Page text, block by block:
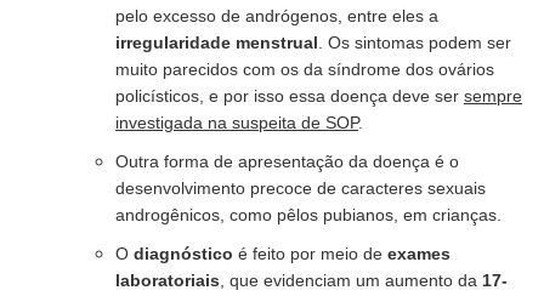
pelo excesso de andrógenos, entre eles a
irregularidade menstrual . Os sintomas podem ser
muito parecidos com os da síndrome dos ovários
policísticos, e por isso essa doença deve ser sempre
investigada na suspeita de SOP.
Outra forma de apresentação da doença é o
desenvolvimento precoce de caracteres sexuais
androgênicos, como pêlos pubianos, em crianças.
O diagnóstico é feito por meio de exames
laboratoriais , que evidenciam um aumento da 17-